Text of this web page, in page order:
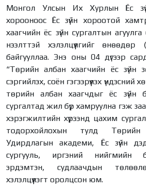
Монгол Улсын Их Хурлын Ёс
хорооноос Ёс зүйн хороотой
хаагчийн ёс зүйн сургалтын
нээлттэй хэлэлцүүлгийг өнөөдөр
байгууллаа. Энэ оны 04 дүгээр
“Төрийн албан хаагчийн ёс зүйн
сэргийлэх, соён гэгээрүүлэх үндэсний
төрийн албан хаагчдыг ёс зүйн
сургалтад жил бүр хамруулна гэж
хэрэгжилтийн хүрээнд цахим
тодорхойлохын тулд
Удирдлагын академи, Ёс зүйн
сургууль, иргэний нийгмийн
эрдэмтэн, судлаачдын
хэлэлцүүлэгт оролцсон юм.